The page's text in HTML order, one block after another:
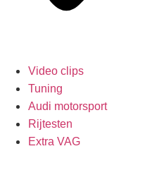
Video clips
Tuning
Audi motorsport
Rijtesten
Extra VAG